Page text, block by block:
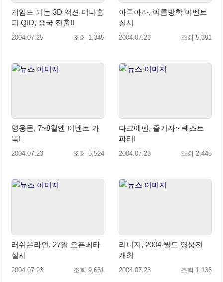
게임도 되는 3D 액션 미니홈
피 QID, 중국 진출!!
2004.07.25 조회 1,345
아루아라, 여름방학 이벤트
실시
2004.07.23 조회 5,391
영웅문, 7~8월엔 이벤트 가
득!
2004.07.23 조회 5,524
다크에덴, 즐기자~ 퀘스트
파티!
2004.07.23 조회 2,445
러쉬온라인, 27일 오픈베타
실시
2004.07.23 조회 9,661
리니지, 2004 월드 영웅전
개최
2004.07.23 조회 1,136